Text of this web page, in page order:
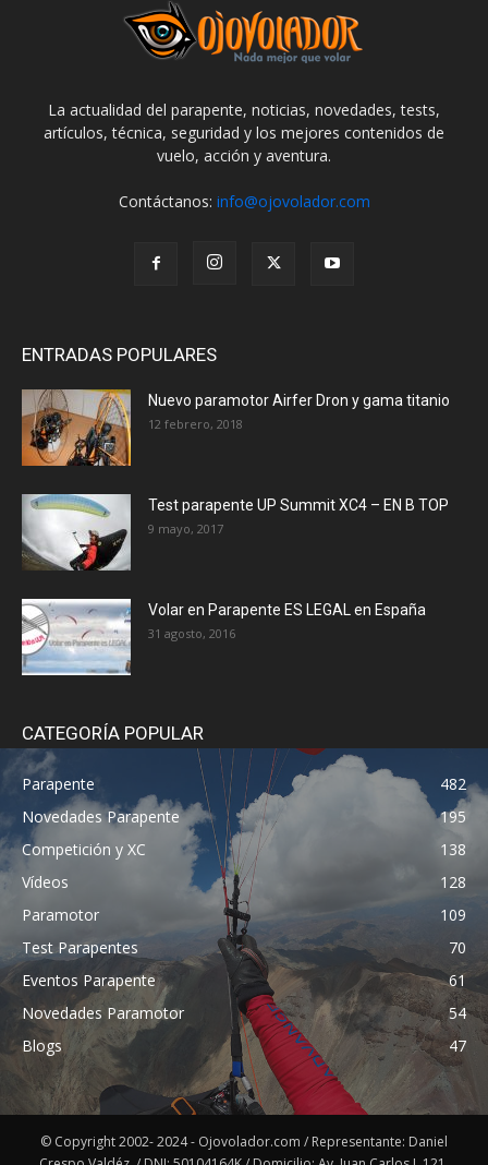
La actualidad del parapente, noticias, novedades, tests,
artículos, técnica, seguridad y los mejores contenidos de
vuelo, acción y aventura.
Contáctanos: info@ojovolador.com
ENTRADAS POPULARES
Nuevo paramotor Airfer Dron y gama titanio
12 febrero, 2018
Test parapente UP Summit XC4 – EN B TOP
9 mayo, 2017
Volar en Parapente ES LEGAL en España
31 agosto, 2016
CATEGORÍA POPULAR
Parapente
482
Novedades Parapente
195
Competición y XC
138
Vídeos
128
Paramotor
109
Test Parapentes
70
Eventos Parapente
61
Novedades Paramotor
54
Blogs
47
© Copyright 2002- 2024 - Ojovolador.com / Representante: Daniel